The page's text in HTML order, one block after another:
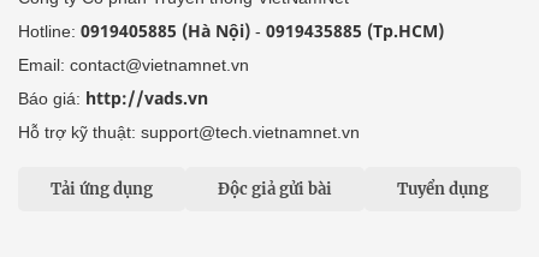
Hotline: 0919405885 (Hà Nội) - 0919435885 (Tp.HCM)
Email: contact@vietnamnet.vn
Báo giá: http://vads.vn
Hỗ trợ kỹ thuật: support@tech.vietnamnet.vn
Tải ứng dụng Độc giả gửi bài Tuyển dụng